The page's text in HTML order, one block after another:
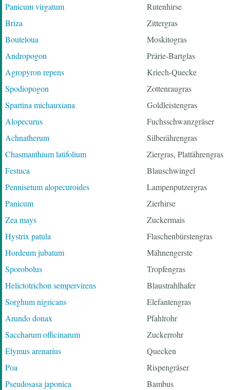
Panicum virgatum
Rutenhirse
Briza
Zittergras
Bouteloua
Moskitogras
Andropogon
Prärie-Bartglas
Agropyron repens
Kriech-Quecke
Spodiopogon
Zottenraugras
Spartina michauxiana
Goldleistengras
Alopecurus
Fuchsschwanzgräser
Achnatherum
Silberährengras
Chasmanthium latifolium
Ziergras, Plattährengras
Festuca
Blauschwingel
Pennisetum alopecuroides
Lampenputzergras
Panicum
Zierhirse
Zea mays
Zuckermais
Hystrix patula
Flaschenbürstengras
Hordeum jubatum
Mähnengerste
Sporobolus
Tropfengras
Helictotrichon sempervirens
Blaustrahlhafer
Sorghum nigricans
Elefantengras
Arundo donax
Pfahlrohr
Saccharum officinarum
Zuckerrohr
Elymus arenarius
Quecken
Poa
Rispengräser
Pseudosasa japonica
Bambus